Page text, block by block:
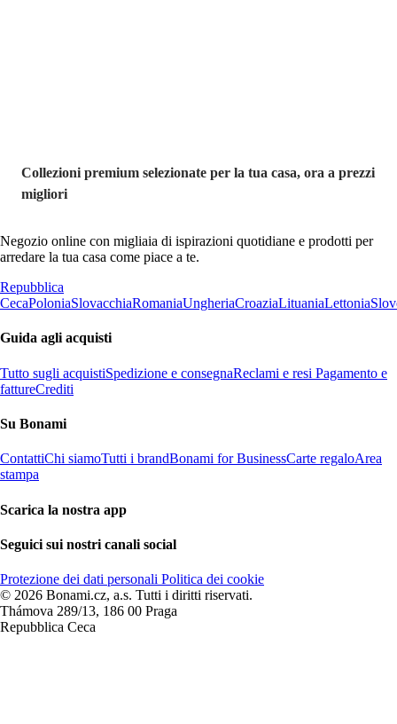
Collezioni premium selezionate per la tua casa, ora a prezzi
migliori
Negozio online con migliaia di ispirazioni quotidiane e prodotti per
arredare la tua casa come piace a te.
Repubblica
CecaPoloniaSlovacchiaRomaniaUngheriaCroaziaLituaniaLettonia
Guida agli acquisti
Tutto sugli acquistiSpedizione e consegnaReclami e resi Pagamento e
fattureCrediti
Su Bonami
ContattiChi siamoTutti i brandBonami for BusinessCarte regaloArea
stampa
Scarica la nostra app
Seguici sui nostri canali social
Protezione dei dati personali Politica dei cookie
© 2026 Bonami.cz, a.s. Tutti i diritti riservati.
Thámova 289/13, 186 00 Praga
Repubblica Ceca